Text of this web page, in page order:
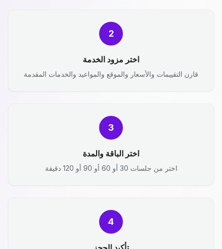
2
اختر مزود الخدمة
قارن التقييمات والأسعار والموقع والمواعيد والخدمات المقدمة
3
اختر الباقة والمدة
اختر من جلسات 30 أو 60 أو 90 أو 120 دقيقة
4